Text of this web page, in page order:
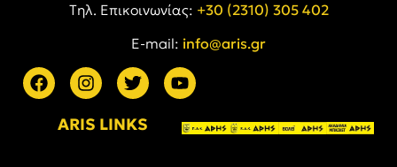
Tηλ. Επικοινωνίας: +30 (2310) 305 402
E-mail: info@aris.gr
ARIS LINKS